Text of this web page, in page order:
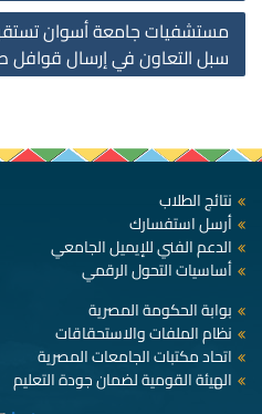
مستشفيات جامعة أسوان
سبل التعاون في إرسال قوافل
نتائج الطلاب
أرسل استفسارك
الدعم الفني للإيميل الجامعي
أساسيات التحول الرقمي
بوابة الحكومة المصرية
نظام الملفات والاستحقاقات
اتحاد مكتبات الجامعات المصرية
الهيئة القومية لضمان جودة التعليم